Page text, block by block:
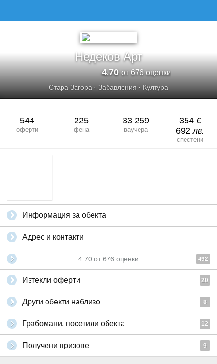
Недеков Арт
4.70от 676 оценки
Стара Загора · Забавления · Култура
544
оферти
225
фена
33 259
ваучера
354 €
692лв.
спестени
Информация за обекта
Адрес и контакти
4.70 от 676 оценки 492
Изтекли оферти 20
Други обекти наблизо 8
Грабомани, посетили обекта 12
Получени призове 9